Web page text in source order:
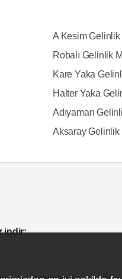
A Kesim
Robalı Gelinlik
Kare Yaka
Halter Yaka
Adıyaman
Aksaray Gelinlik
indir: